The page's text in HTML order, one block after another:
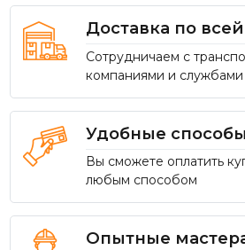
Доставка по
Сотрудничаем с
компаниями и службами
Удобные
Вы сможете оплатить
любым способом
Опытные